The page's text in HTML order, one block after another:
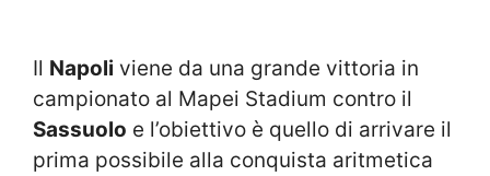
Il Napoli viene da una grande vittoria in
campionato al Mapei Stadium contro il
Sassuolo e l’obiettivo è quello di arrivare il
prima possibile alla conquista aritmetica